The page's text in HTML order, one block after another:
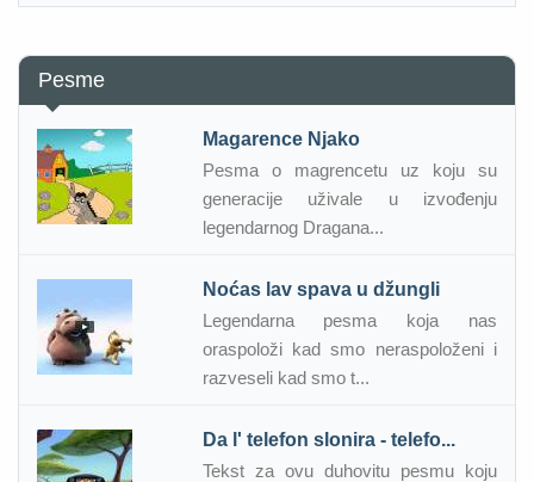
Pesme
Magarence Njako
Pesma o magrencetu uz koju su
generacije uživale u izvođenju
legendarnog Dragana...
Noćas lav spava u džungli
Legendarna pesma koja nas
oraspoloži kad smo neraspoloženi i
razveseli kad smo t...
Da l' telefon slonira - telefo...
Tekst za ovu duhovitu pesmu koju